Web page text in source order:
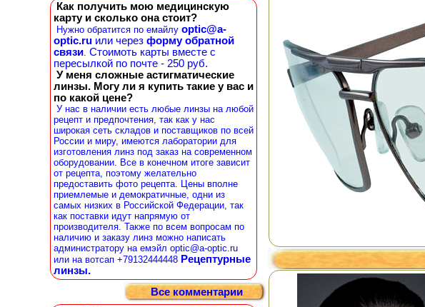
Как получить мою медицинскую
карту и сколько она стоит?
Нужно обратится по емайлу optic@a-
optic.ru или через форму обратной
связи. Стоимоть карты вместе с
пересылкой по почте - 250 руб.
У меня сложные астигматические
линзы. Могу ли я купить такие у вас и
по какой цене?
У нас в наличии есть любые линзы на любой
рецепт и предпочтения, так как у нас
широкая сеть складов и поставщиков по всей
России и миру, имеются лаборатории для
изготовления линз под заказ на современном
оборудовании. Все в конечном итоге зависит
от рецепта, поэтому желательно
предоставить фото рецепта. Цены вполне
приемлемые и демократичные, одни из
самых низких в Российской Федерации, так
как поставки идут напрямую от
производителя. Также по всем вопросам по
наличию и заказу линз можно написать
администратору на емэйл optic@a-optic.ru
или на вотсап +79132444448 Рецептурные
линзы.
Все комментарии